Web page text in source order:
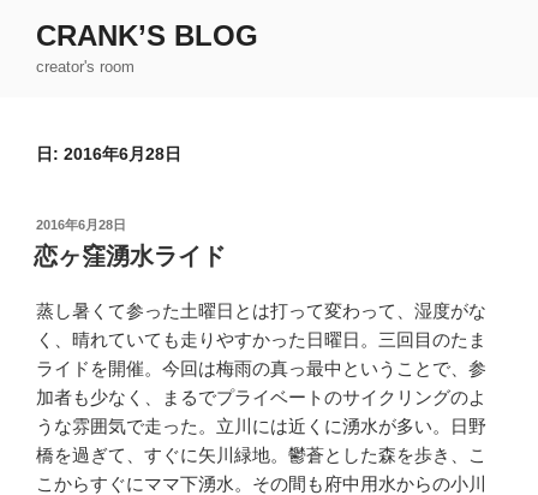
CRANK’S BLOG
creator's room
日: 2016年6月28日
投
稿
日:
2016年6月28日
恋ヶ窪湧水ライド
蒸し暑くて参った土曜日とは打って変わって、湿度がな
く、晴れていても走りやすかった日曜日。三回目のたま
ライドを開催。今回は梅雨の真っ最中ということで、参
加者も少なく、まるでプライベートのサイクリングのよ
うな雰囲気で走った。立川には近くに湧水が多い。日野
橋を過ぎて、すぐに矢川緑地。鬱蒼とした森を歩き、こ
こからすぐにママ下湧水。その間も府中用水からの小川